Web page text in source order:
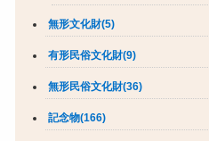
無形文化財(5)
有形民俗文化財(9)
無形民俗文化財(36)
記念物(166)